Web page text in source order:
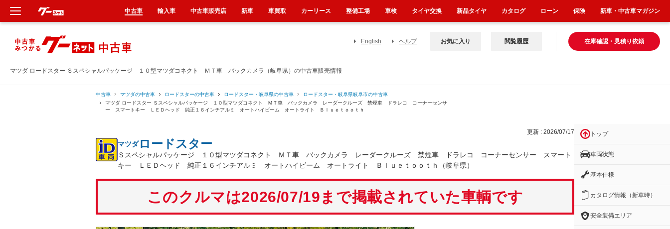
マツダ ロードスター Ｓスペシャルパッケージ １０型マツダコネクト ＭＴ車 バックカメラ（岐阜県）の中古車販売情報
English ヘルプ 在庫確認・見積り依頼
お気に入り 閲覧履歴
中古車 マツダの中古車 ロードスターの中古車 ロードスター・岐阜県の中古車
ロードスター・岐阜県岐阜市の中古車
マツダ ロードスター Ｓスペシャルパッケージ １０型マツダコネクト ＭＴ車 バックカメラ レーダークルーズ 禁煙車 ドラレコ コーナーセンサ
ー スマートキー ＬＥＤヘッド 純正１６インチアルミ オートハイビーム オートライト Ｂｌｕｅｔｏｏｔｈ
更新 : 2026/07/17
マツダロードスター
Ｓスペシャルパッケージ １０型マツダコネクト ＭＴ車 バックカメラ レーダークルーズ 禁煙車 ドラレコ コーナーセンサー スマート
キー ＬＥＤヘッド 純正１６インチアルミ オートハイビーム オートライト Ｂｌｕｅｔｏｏｔｈ（岐阜県）
このクルマは2026/07/19まで掲載されていた車輌です
トップ
車両状態
基本仕様
カタログ情報（新車時）
安全装備エリア
中古車 輸入車 中古車販売店 新車 車買取 カーリース 整備工場 車検 タイヤ交換 新品タイヤ カタログ ローン 保険 新車・中古車マガジン
新車
中古車